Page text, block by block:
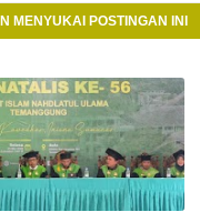
MENYUKAI POSTINGAN INI